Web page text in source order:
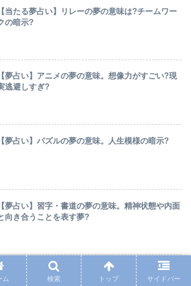
【当たる夢占い】リレーの夢の意味は?チームワー
の暗示?
【夢占い】アニメの夢の意味。想像力がすごい?現
逃避しすぎ?
【夢占い】パズルの夢の意味。人生模様の暗示?
【夢占い】習字・書道の夢の意味。精神状態や内面
向き合うことを表す夢?
夢占い】登山・山登りの夢の意味は?頂上・落ち
など意味15選
ム 検索 トップ サイドバー